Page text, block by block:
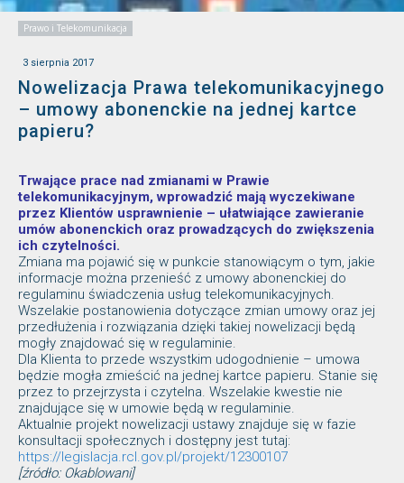
Prawo i Telekomunikacja
3 sierpnia 2017
Nowelizacja Prawa telekomunikacyjnego
– umowy abonenckie na jednej kartce
papieru?
Trwające prace nad zmianami w Prawie
telekomunikacyjnym, wprowadzić mają wyczekiwane
przez Klientów usprawnienie – ułatwiające zawieranie
umów abonenckich oraz prowadzących do zwiększenia
ich czytelności.
Zmiana ma pojawić się w punkcie stanowiącym o tym, jakie
informacje można przenieść z umowy abonenckiej do
regulaminu świadczenia usług telekomunikacyjnych.
Wszelakie postanowienia dotyczące zmian umowy oraz jej
przedłużenia i rozwiązania dzięki takiej nowelizacji będą
mogły znajdować się w regulaminie.
Dla Klienta to przede wszystkim udogodnienie – umowa
będzie mogła zmieścić na jednej kartce papieru. Stanie się
przez to przejrzysta i czytelna. Wszelakie kwestie nie
znajdujące się w umowie będą w regulaminie.
Aktualnie projekt nowelizacji ustawy znajduje się w fazie
konsultacji społecznych i dostępny jest tutaj:
https://legislacja.rcl.gov.pl/projekt/12300107
[źródło: Okablowani]